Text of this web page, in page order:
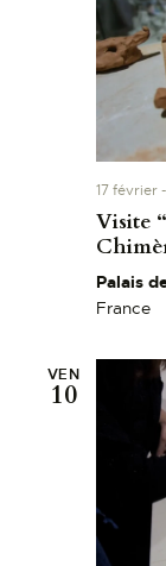
Visite
17 février-
Palais
France
VEN
10